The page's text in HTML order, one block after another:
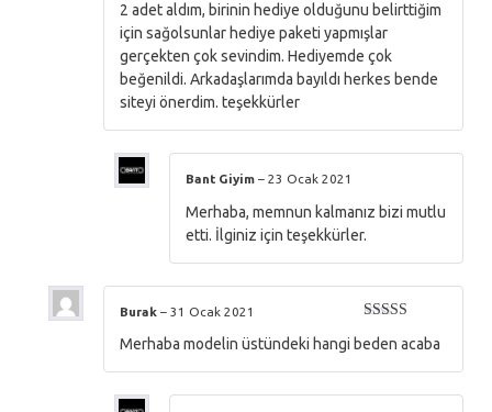
2 adet aldım, birinin hediye olduğunu belirttiğim
için sağolsunlar hediye paketi yapmışlar
gerçekten çok sevindim. Hediyemde çok
beğenildi. Arkadaşlarımda bayıldı herkes bende
siteyi önerdim. teşekkürler
Bant Giyim – 23 Ocak 2021
Merhaba, memnun kalmanız bizi mutlu
etti. İlginiz için teşekkürler.
5oy aldı
Burak – 31 Ocak 2021
Merhaba modelin üstündeki hangi beden acaba